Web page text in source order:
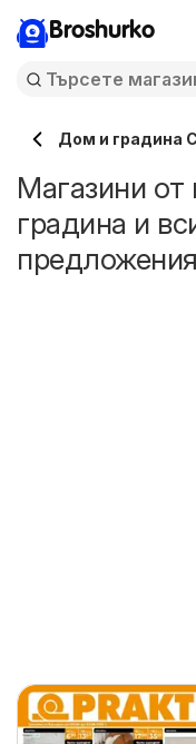
Broshurko
Дом и градина
Магазини
градина и